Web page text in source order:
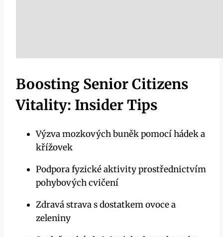
Boosting Senior Citizens
Vitality: Insider Tips
Výzva mozkových buněk pomocí hádek a
křížovek
Podpora fyzické aktivity prostřednictvím
pohybových cvičení
Zdravá strava s dostatkem ovoce a
zeleniny